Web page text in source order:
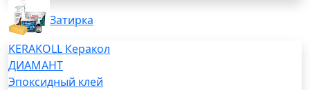
Затирка
KERAKOLL Керакол
ДИАМАНТ
Эпоксидный клей